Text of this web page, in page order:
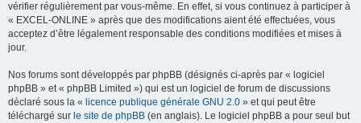
vérifier régulièrement par vous-même. En effet, si vous continuez à participer à
« EXCEL-ONLINE » après que des modifications aient été effectuées, vous
acceptez d’être légalement responsable des conditions modifiées et mises à
jour.
Nos forums sont développés par phpBB (désignés ci-après par « logiciel
phpBB » et « phpBB Limited ») qui est un logiciel de forum de discussions
déclaré sous la « licence publique générale GNU 2.0 » et qui peut être
téléchargé sur le site de phpBB (en anglais). Le logiciel phpBB a pour seul but